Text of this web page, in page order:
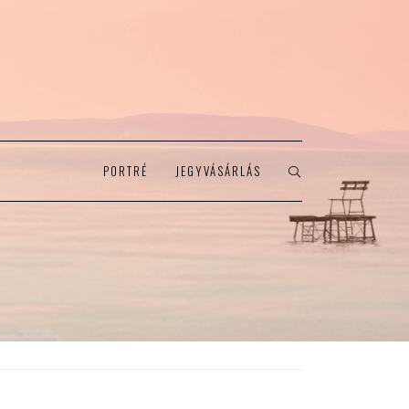
PORTRÉ JEGYVÁSÁRLÁS